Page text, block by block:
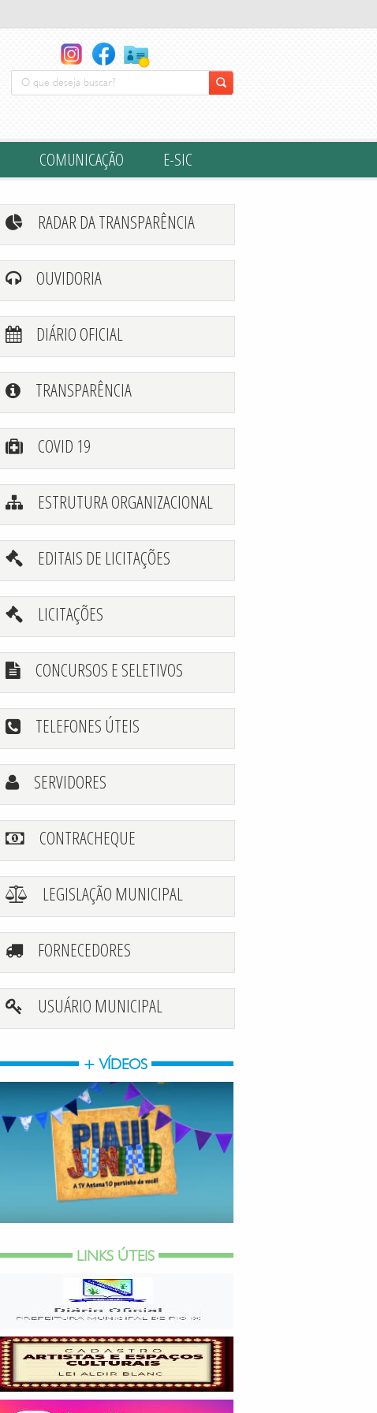
COMUNICAÇÃO E-SIC
RADAR DA TRANSPARÊNCIA
OUVIDORIA
DIÁRIO OFICIAL
TRANSPARÊNCIA
COVID 19
ESTRUTURA ORGANIZACIONAL
EDITAIS DE LICITAÇÕES
LICITAÇÕES
CONCURSOS E SELETIVOS
TELEFONES ÚTEIS
SERVIDORES
CONTRACHEQUE
LEGISLAÇÃO MUNICIPAL
FORNECEDORES
USUÁRIO MUNICIPAL
+ VÍDEOS
LINKS ÚTEIS